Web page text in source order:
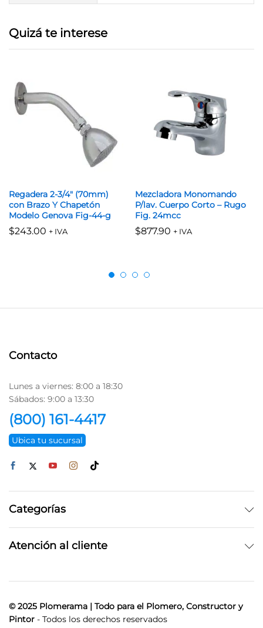
Quizá te interese
Regadera 2-3/4″ (70mm)
con Brazo Y Chapetón
Modelo Genova Fig-44-g
$243.00 + IVA
Mezcladora Monomando
P/lav. Cuerpo Corto – Rugo
Fig. 24mcc
$877.90 + IVA
Contacto
Lunes a viernes: 8:00 a 18:30
Sábados: 9:00 a 13:30
(800) 161-4417
Ubica tu sucursal
Categorías
Atención al cliente
© 2025 Plomerama | Todo para el Plomero, Constructor y
Pintor - Todos los derechos reservados